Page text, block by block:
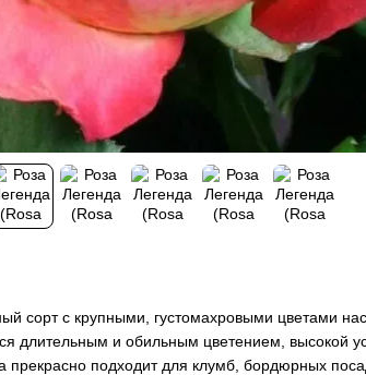
сорт с крупными, густомахровыми цветами
длительным и обильным цветением, высокой
подходит для клумб, бордюрных